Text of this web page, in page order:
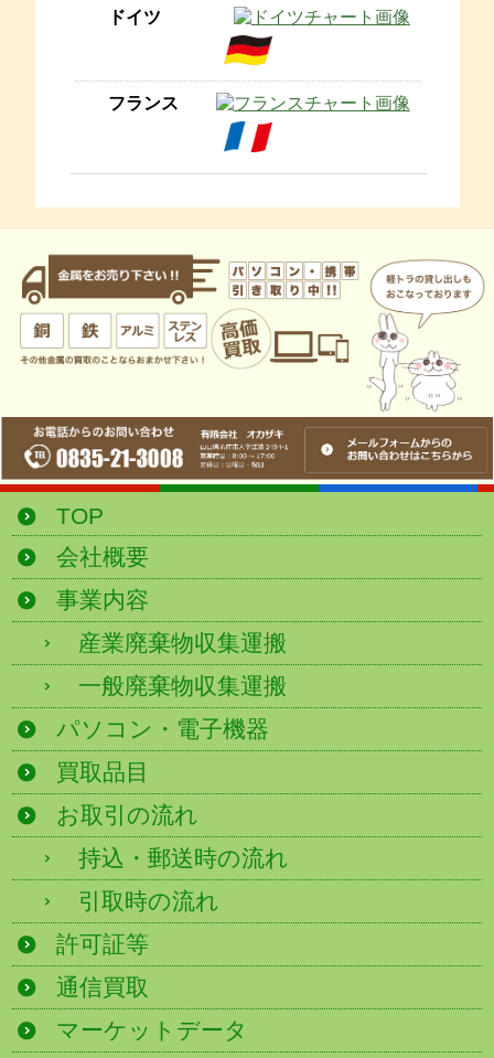
TOP
会社概要
事業内容
産業廃棄物収集運搬
一般廃棄物収集運搬
パソコン・電子機器
買取品目
お取引の流れ
持込・郵送時の流れ
引取時の流れ
許可証等
通信買取
マーケットデータ